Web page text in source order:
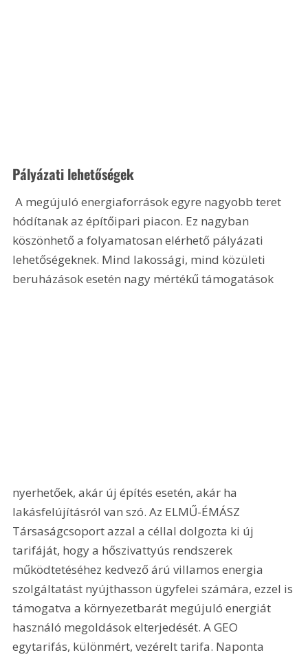
Pályázati lehetőségek
A megújuló energiaforrások egyre nagyobb teret
hódítanak az építőipari piacon. Ez nagyban
köszönhető a folyamatosan elérhető pályázati
lehetőségeknek. Mind lakossági, mind közületi
beruházások esetén nagy mértékű támogatások
nyerhetőek, akár új építés esetén, akár ha
lakásfelújításról van szó. Az ELMŰ-ÉMÁSZ
Társaságcsoport azzal a céllal dolgozta ki új
tarifáját, hogy a hőszivattyús rendszerek
működtetéséhez kedvező árú villamos energia
szolgáltatást nyújthasson ügyfelei számára, ezzel is
támogatva a környezetbarát megújuló energiát
használó megoldások elterjedését. A GEO
egytarifás, különmért, vezérelt tarifa. Naponta